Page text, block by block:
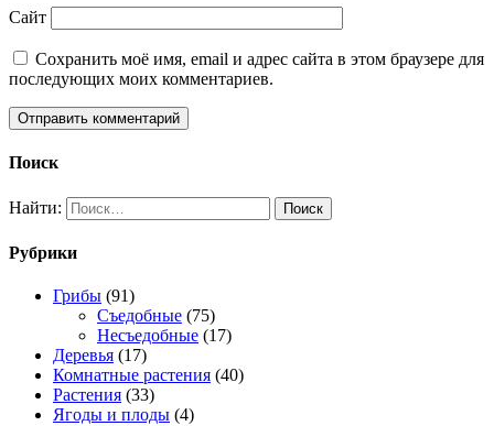
Сайт
Сохранить моё имя, email и адрес сайта в этом браузере для
последующих моих комментариев.
Поиск
Найти:
Рубрики
Грибы (91)
Съедобные (75)
Несъедобные (17)
Деревья (17)
Комнатные растения (40)
Растения (33)
Ягоды и плоды (4)